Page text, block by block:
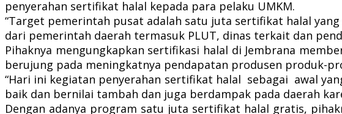
penyerahan sertifikat halal kepada para pelaku UMKM.
“Target pemerintah pusat adalah satu juta sertifikat halal
dari pemerintah daerah termasuk PLUT, dinas terkait dan
Pihaknya mengungkapkan sertifikasi halal di Jembrana
berujung pada meningkatnya pendapatan produsen produk-
“Hari ini kegiatan penyerahan sertifikat halal sebagai awal
baik dan bernilai tambah dan juga berdampak pada daerah
Dengan adanya program satu juta sertifikat halal gratis,